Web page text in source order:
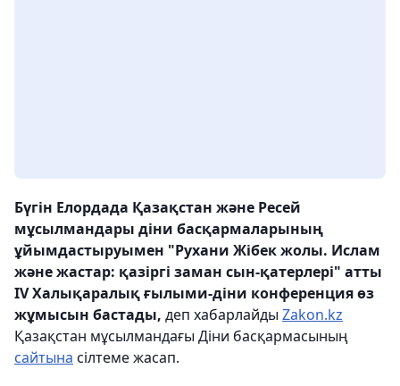
Бүгін Елордада Қазақстан және Ресей
мұсылмандары діни басқармаларының
ұйымдастыруымен "Рухани Жібек жолы. Ислам
және жастар: қазіргі заман сын-қатерлері" атты
IV Халықаралық ғылыми-діни конференция өз
жұмысын бастады, деп хабарлайды Zakon.kz
Қазақстан мұсылмандағы Діни басқармасының
сайтына сілтеме жасап.